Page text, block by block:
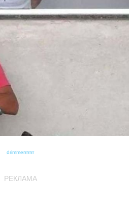
drimmerrrrrrr
РЕКЛАМА